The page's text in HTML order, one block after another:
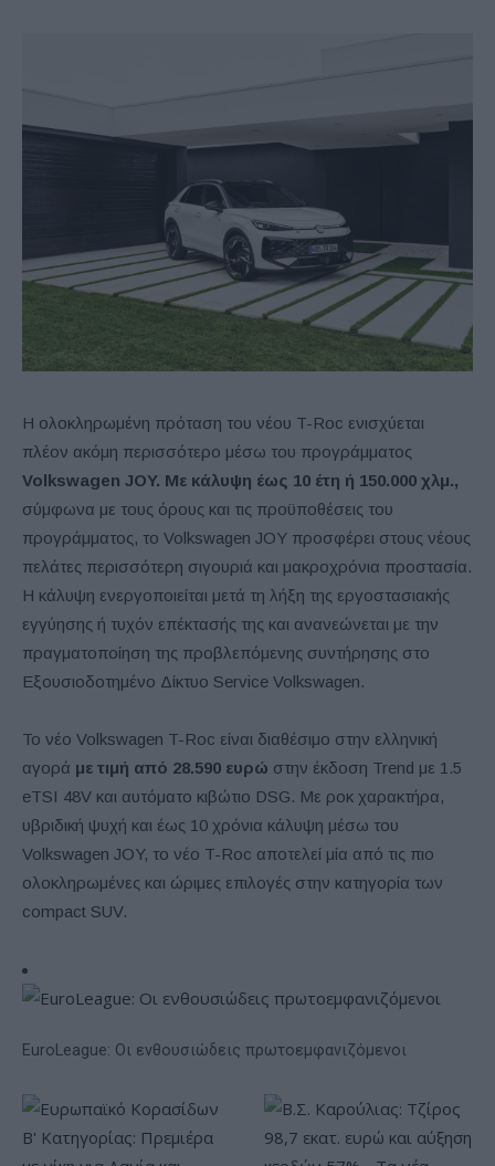
Η ολοκληρωμένη πρόταση του νέου T-Roc ενισχύεται
πλέον ακόμη περισσότερο μέσω του προγράμματος
Volkswagen JOY. Με κάλυψη έως 10 έτη ή 150.000 χλμ.,
σύμφωνα με τους όρους και τις προϋποθέσεις του
προγράμματος, το Volkswagen JOY προσφέρει στους νέους
πελάτες περισσότερη σιγουριά και μακροχρόνια προστασία.
Η κάλυψη ενεργοποιείται μετά τη λήξη της εργοστασιακής
εγγύησης ή τυχόν επέκτασής της και ανανεώνεται με την
πραγματοποίηση της προβλεπόμενης συντήρησης στο
Εξουσιοδοτημένο Δίκτυο Service Volkswagen.
Το νέο Volkswagen T-Roc είναι διαθέσιμο στην ελληνική
αγορά με τιμή από 28.590 ευρώ στην έκδοση Trend με 1.5
eTSI 48V και αυτόματο κιβώτιο DSG. Με ροκ χαρακτήρα,
υβριδική ψυχή και έως 10 χρόνια κάλυψη μέσω του
Volkswagen JOY, το νέο T-Roc αποτελεί μία από τις πιο
ολοκληρωμένες και ώριμες επιλογές στην κατηγορία των
compact SUV.
EuroLeague: Οι ενθουσιώδεις πρωτοεμφανιζόμενοι